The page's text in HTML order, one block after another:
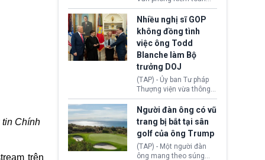
tin Chính
trên
Chính phủ (GAO), Cơ
quan Quản lý Khẩn cấp
Liên bang (FEMA) thuộc
Bộ An ninh Nội địa Hoa
Kỳ (DHS) đang đối mặt
nguy cơ thiếu hụt lực
lượng trầm trọng. Điều
này cần được đặc biệt
chú ý bởi nếu các siêu
bão đổ bộ Hoa Kỳ ở nửa
lượng ứng phó “mỏng”
có thể làm nghẽn công
tác cứu trợ; dẫn đến hệ
thống ứng phó khẩn cấp
quốc gia quá tải.
Nhiều nghị sĩ GOP
không đồng tình
việc ông Todd
Blanche làm Bộ
trưởng DOJ
(TAP) - Ủy ban Tư pháp
Thượng viện vừa thông
qua đề cử ông Todd
Blanche làm Bộ trưởng
Bộ Tư pháp Hoa Kỳ
(DOJ) sau thời gian dài
ông giữ chức quyền Bộ
trưởng. Mặc dù vậy,
nhiều chính trị gia đảng
Người đàn ông có vũ
trang bị bắt tại sân
golf của ông Trump
(TAP) - Một người đàn
ông mang theo súng